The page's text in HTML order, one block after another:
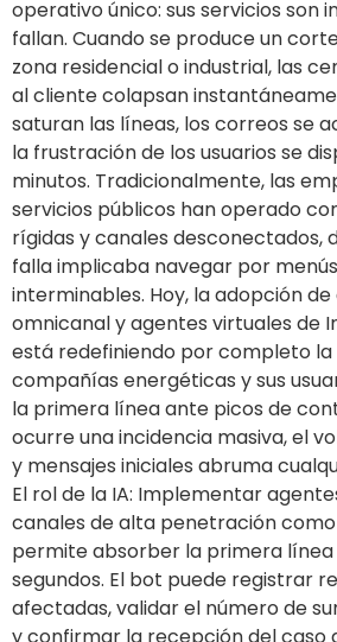
operativo único: sus servicios son
fallan. Cuando se produce un
zona residencial o industrial, las
al cliente colapsan
saturan las líneas, los correos se
la frustración de los usuarios se
minutos. Tradicionalmente, las
servicios públicos han operado
rígidas y canales desconectados,
falla implicaba navegar por
interminables. Hoy, la adopción
omnicanal y agentes virtuales de
está redefiniendo por completo
compañías energéticas y sus
la primera línea ante picos de
ocurre una incidencia masiva, el
y mensajes iniciales abruma
El rol de la IA: Implementar
canales de alta penetración
permite absorber la primera línea
segundos. El bot puede registrar
afectadas, validar el número de